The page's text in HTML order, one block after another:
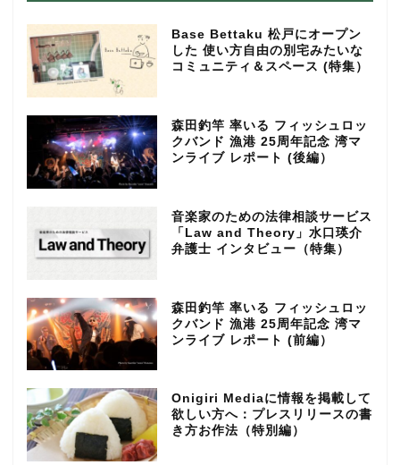
Base Bettaku 松戸にオープン
した 使い方自由の別宅みたいな
コミュニティ＆スペース (特集）
森田釣竿 率いる フィッシュロッ
クバンド 漁港 25周年記念 湾マ
ンライブ レポート (後編）
音楽家のための法律相談サービス
「Law and Theory」水口瑛介
弁護士 インタビュー（特集）
森田釣竿 率いる フィッシュロッ
クバンド 漁港 25周年記念 湾マ
ンライブ レポート (前編）
Onigiri Mediaに情報を掲載して
欲しい方へ：プレスリリースの書
き方お作法（特別編）